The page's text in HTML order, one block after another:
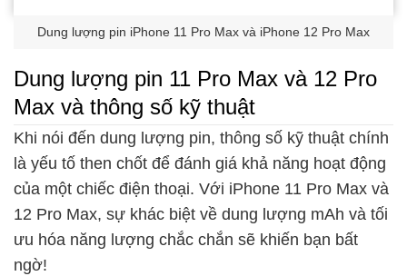
Dung lượng pin iPhone 11 Pro Max và iPhone 12 Pro Max
Dung lượng pin 11 Pro Max và 12 Pro
Max và thông số kỹ thuật
Khi nói đến dung lượng pin, thông số kỹ thuật chính
là yếu tố then chốt để đánh giá khả năng hoạt động
của một chiếc điện thoại. Với iPhone 11 Pro Max và
12 Pro Max, sự khác biệt về dung lượng mAh và tối
ưu hóa năng lượng chắc chắn sẽ khiến bạn bất
ngờ!